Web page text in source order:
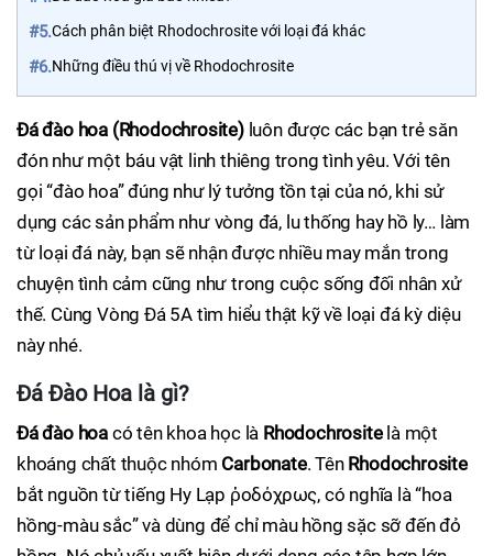
#5.Cách phân biệt Rhodochrosite với loại đá khác
#6.Những điều thú vị về Rhodochrosite
Đá đào hoa (Rhodochrosite)luôn được các bạn trẻ săn
đón như một báu vật linh thiêng trong tình yêu. Với tên
gọi “đào hoa” đúng như lý tưởng tồn tại của nó, khi sử
dụng các sản phẩm như vòng đá, lu thống hay hồ ly… làm
từ loại đá này, bạn sẽ nhận được nhiều may mắn trong
chuyện tình cảm cũng như trong cuộc sống đối nhân xử
thế. Cùng Vòng Đá 5A tìm hiểu thật kỹ về loại đá kỳ diệu
này nhé.
Đá Đào Hoa là gì?
Đá đào hoa có tên khoa học là Rhodochrositelà một
khoáng chất thuộc nhóm Carbonate. Tên Rhodochrosite
bắt nguồn từ tiếng Hy Lạp ῥοδόχρως, có nghĩa là “hoa
hồng-màu sắc” và dùng để chỉ màu hồng sặc sỡ đến đỏ